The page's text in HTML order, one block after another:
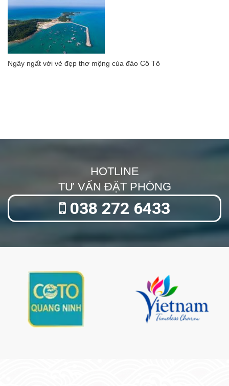
Ngây ngất với vẻ đẹp thơ mộng của đảo Cô Tô
HOTLINE
TƯ VẤN ĐẶT PHÒNG
038 272 6433